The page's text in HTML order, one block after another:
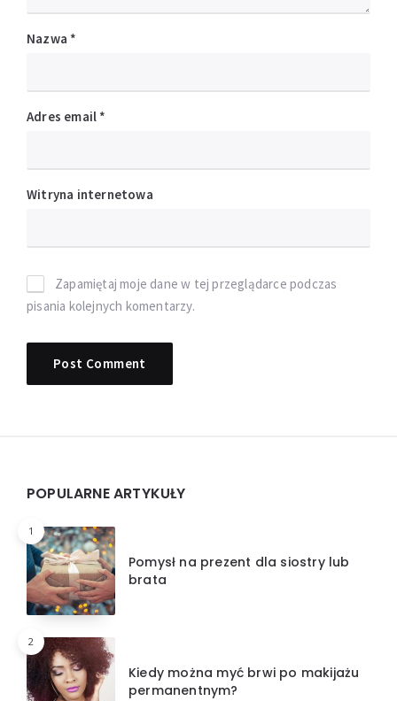
Nazwa *
Adres email *
Witryna internetowa
Zapamiętaj moje dane w tej przeglądarce podczas
pisania kolejnych komentarzy.
Widgets
POPULARNE ARTYKUŁY
1
Pomysł na prezent dla siostry lub
brata
2
Kiedy można myć brwi po makijażu
permanentnym?